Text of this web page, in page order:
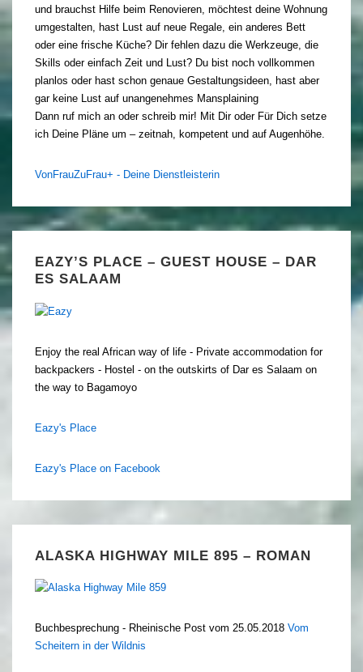
und brauchst Hilfe beim Renovieren, möchtest deine Wohnung
umgestalten, hast Lust auf neue Regale, ein anderes Bett
oder eine frische Küche? Dir fehlen dazu die Werkzeuge, die
Skills oder einfach Zeit und Lust? Du bist noch vollkommen
planlos oder hast schon genaue Gestaltungsideen, hast aber
gar keine Lust auf unangenehmes Mansplaining
Dann ruf mich an oder schreib mir! Mit Dir oder Für Dich setze
ich Deine Pläne um – zeitnah, kompetent und auf Augenhöhe.
VonFrauZuFrau+ - Deine Dienstleisterin
EAZY’S PLACE – GUEST HOUSE – DAR
ES SALAAM
Enjoy the real African way of life - Private accommodation for
backpackers - Hostel - on the outskirts of Dar es Salaam on
the way to Bagamoyo
Eazy's Place
Eazy's Place on Facebook
ALASKA HIGHWAY MILE 895 – ROMAN
Buchbesprechung - Rheinische Post vom 25.05.2018 Vom
Scheitern in der Wildnis